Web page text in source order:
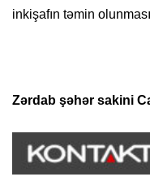
inkişafın təmin
Zərdab şəhər sakini